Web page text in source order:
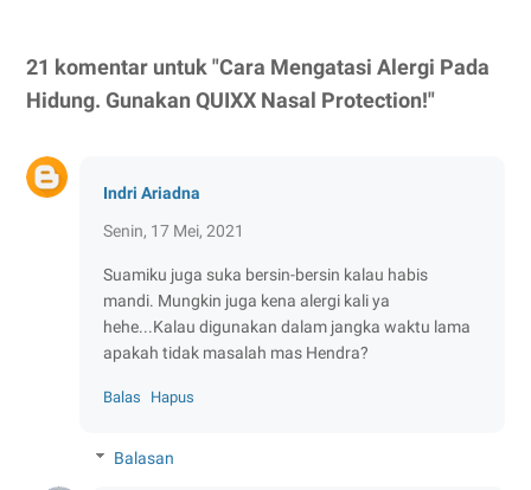
21 komentar untuk "Cara Mengatasi Alergi Pada
Hidung. Gunakan QUIXX Nasal Protection!"
Indri Ariadna
Senin, 17 Mei, 2021
Suamiku juga suka bersin-bersin kalau habis
mandi. Mungkin juga kena alergi kali ya
hehe...Kalau digunakan dalam jangka waktu lama
apakah tidak masalah mas Hendra?
Balas Hapus
Balasan